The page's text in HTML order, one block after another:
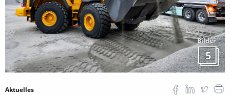
Bilder
5
Aktuelles